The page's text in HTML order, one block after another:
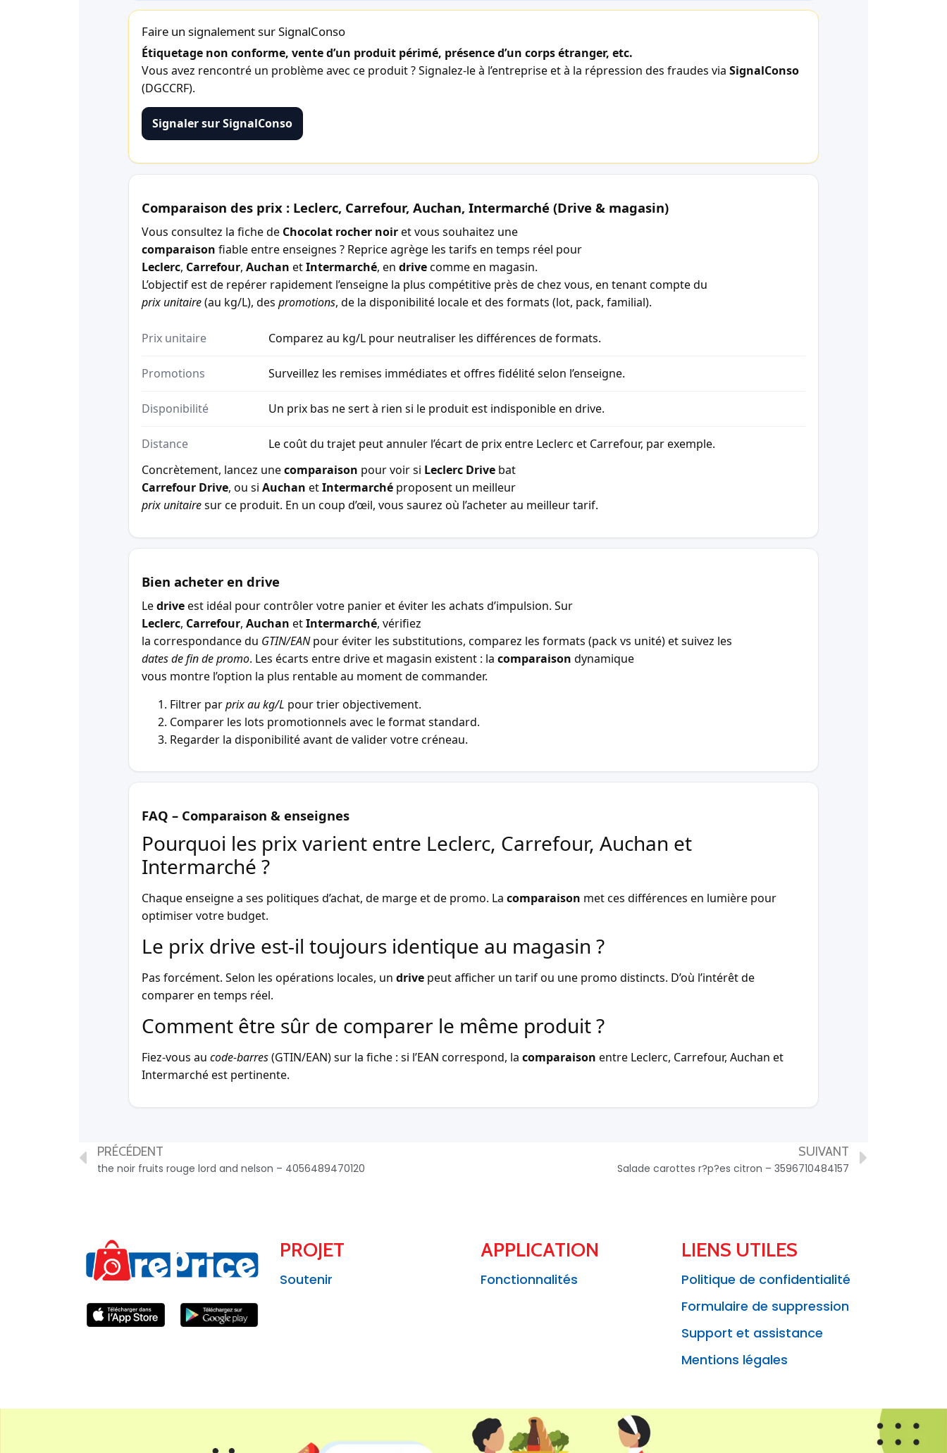
Faire un signalement sur SignalConso
Étiquetage non conforme, vente d’un produit périmé, présence d’un corps étranger, etc.
Vous avez rencontré un problème avec ce produit ? Signalez-le à l’entreprise et à la répression des fraudes via SignalConso
(DGCCRF).
Signaler sur SignalConso
Comparaison des prix : Leclerc, Carrefour, Auchan, Intermarché (Drive & magasin)
Vous consultez la fiche de Chocolat rocher noiret vous souhaitez une
comparaison fiable entre enseignes ? Reprice agrège les tarifs en temps réel pour
Leclerc, Carrefour, Auchan etIntermarché, en drivecomme en magasin.
L’objectif est de repérer rapidement l’enseigne la plus compétitive près de chez vous, en tenant compte du
prix unitaire(au kg/L), des promotions, de la disponibilité locale et des formats (lot, pack, familial).
Prix unitaire Comparez au kg/L pour neutraliser les différences de formats.
Promotions Surveillez les remises immédiates et offres fidélité selon l’enseigne.
Disponibilité Un prix bas ne sert à rien si le produit est indisponible en drive.
Distance
Le coût du trajet peut annuler l’écart de prix entre Leclerc et Carrefour, par exemple.
Concrètement, lancez unecomparaison pour voir si Leclerc Drive bat
Carrefour Drive, ou si Auchan etIntermarché proposent un meilleur
prix unitairesur ce produit. En un coup d’œil, vous saurez où l’acheter au meilleur tarif.
Bien acheter en drive
Ledriveest idéal pour contrôler votre panier et éviter les achats d’impulsion. Sur
Leclerc, Carrefour, Auchan etIntermarché, vérifiez
la correspondance du GTIN/EANpour éviter les substitutions, comparez les formats (pack vs unité) et suivez les
dates de fin de promo. Les écarts entre drive et magasin existent : la comparaison dynamique
vous montre l’option la plus rentable au moment de commander.
Filtrer parprix au kg/L pour trier objectivement.
Comparer les lots promotionnels avec le format standard.
Regarder la disponibilité avant de valider votre créneau.
FAQ – Comparaison & enseignes
Pourquoi les prix varient entre Leclerc, Carrefour, Auchan et
Intermarché ?
Chaque enseigne a ses politiques d’achat, de marge et de promo. La comparaison met ces différences en lumière pour
optimiser votre budget.
Le prix drive est-il toujours identique au magasin ?
Pas forcément. Selon les opérations locales, un drive peut afficher un tarif ou une promo distincts. D’où l’intérêt de
comparer en temps réel.
Comment être sûr de comparer le même produit ?
Fiez-vous au code-barres(GTIN/EAN) sur la fiche : si l’EAN correspond, la comparaison entre Leclerc, Carrefour, Auchan et
Intermarché est pertinente.
PRÉCÉDENT
the noir fruits rouge lord and nelson – 4056489470120
SUIVANT
Salade carottes r?p?es citron – 3596710484157
PROJET
Soutenir
APPLICATION
Fonctionnalités
LIENS UTILES
Politique de confidentialité
Formulaire de suppression
Support et assistance
Mentions légales